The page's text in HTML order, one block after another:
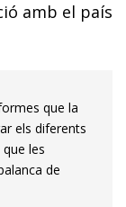
amb el país
que la
els diferents
les
de